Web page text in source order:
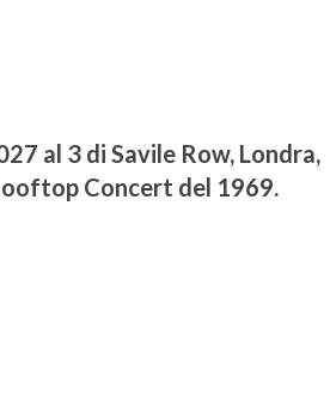
al 3 di Savile Row, Londra,
Concert del 1969.